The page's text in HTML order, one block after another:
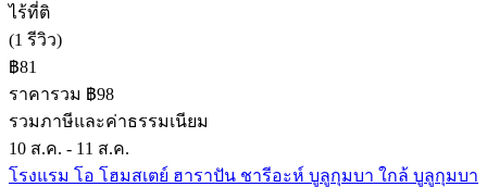
ไร้ที่ติ
(1 รีวิว)
฿81
ราคารวม ฿98
รวมภาษีและค่าธรรมเนียม
10 ส.ค. - 11 ส.ค.
โรงแรม โอ โฮมสเตย์ ฮาราปัน ชารีอะห์ บูลูกุมบา ใกล้ บูลูกุมบา